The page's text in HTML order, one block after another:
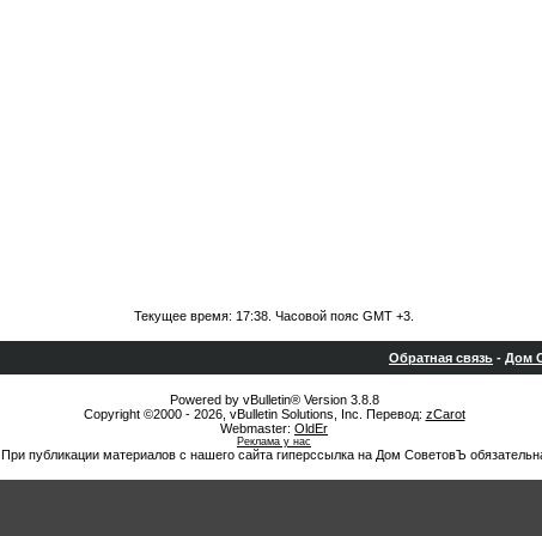
Текущее время: 17:38 . Часовой пояс GMT +3.
Обратная связь - Дом
Powered by vBulletin® Version 3.8.8
Copyright ©2000 - 2026, vBulletin Solutions, Inc. Перевод: zCarot
Webmaster: OldEr
Реклама у нас
При публикации материалов с нашего сайта гиперссылка на Дом СоветовЪ